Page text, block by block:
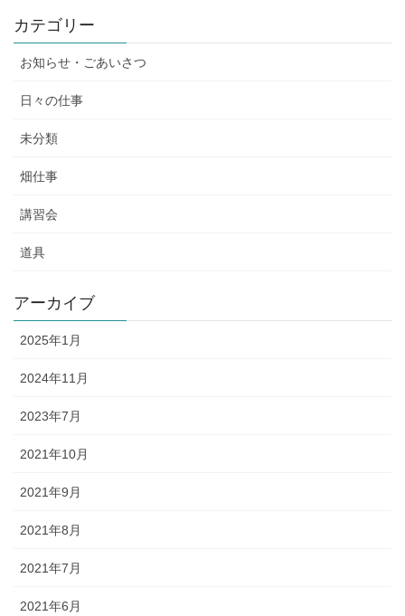
カテゴリー
お知らせ・ごあいさつ
日々の仕事
未分類
畑仕事
講習会
道具
アーカイブ
2025年1月
2024年11月
2023年7月
2021年10月
2021年9月
2021年8月
2021年7月
2021年6月